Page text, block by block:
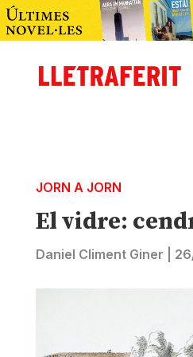
JORN A JORN
El vidre:
Daniel Climent Giner